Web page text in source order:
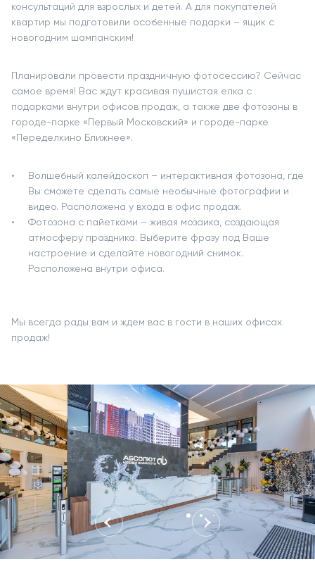
консультаций для взрослых и детей. А для покупателей
квартир мы подготовили особенные подарки – ящик с
новогодним шампанским!
Планировали провести праздничную фотосессию? Сейчас
самое время! Вас ждут красивая пушистая елка с
подарками внутри офисов продаж, а также две фотозоны в
городе-парке «Первый Московский» и городе-парке
«Переделкино Ближнее».
Волшебный калейдоскоп – интерактивная фотозона, где
Вы сможете сделать самые необычные фотографии и
видео. Расположена у входа в офис продаж.
Фотозона с пайетками – живая мозаика, создающая
атмосферу праздника. Выберите фразу под Ваше
настроение и сделайте новогодний снимок.
Расположена внутри офиса.
Мы всегда рады вам и ждем вас в гости в наших офисах
продаж!